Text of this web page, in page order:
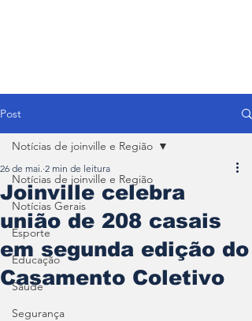
Post
Notícias de joinville e Região
Notícias Gerais
Esporte
Educação
Saúde
Segurança
Notícias de joinville e Região
Joinville celebra
união de 208 casais
em segunda edição do
Casamento Coletivo
26 de mai. 2 min de leitura